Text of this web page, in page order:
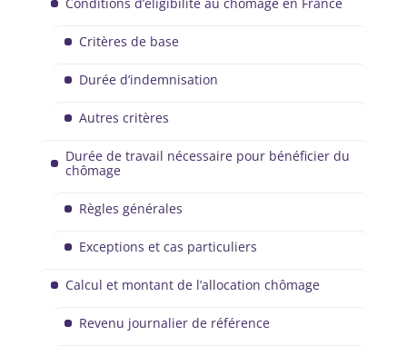
Critères de base
Durée d’indemnisation
Autres critères
Durée de travail nécessaire pour bénéficier du
chômage
Règles générales
Exceptions et cas particuliers
Calcul et montant de l’allocation chômage
Revenu journalier de référence